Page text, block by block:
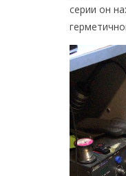
серии он